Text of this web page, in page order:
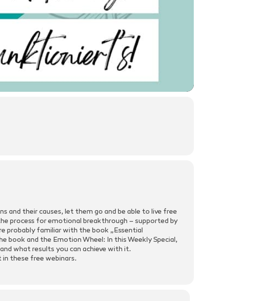
and their causes, let them go and be able to live free
process for emotional breakthrough – supported by
probably familiar with the book „Essential
book and the Emotion Wheel: In this Weekly Special,
what results you can achieve with it.
these free webinars.